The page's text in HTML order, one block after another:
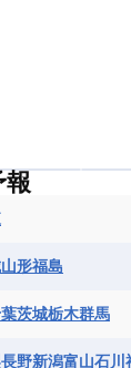
報
山形福島
茨城栃木群馬
長野新潟富山石川